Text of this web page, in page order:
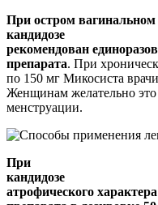
При остром вагинальном
кандидозе
рекомендован
препарата. При
по 150 мг Микосиста
Женщинам желательно это
менструации.
При
кандидозе
атрофического